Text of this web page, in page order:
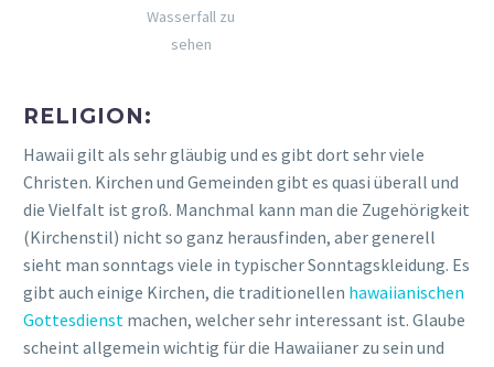
Wasserfall zu
sehen
RELIGION:
Hawaii gilt als sehr gläubig und es gibt dort sehr viele
Christen. Kirchen und Gemeinden gibt es quasi überall und
die Vielfalt ist groß. Manchmal kann man die Zugehörigkeit
(Kirchenstil) nicht so ganz herausfinden, aber generell
sieht man sonntags viele in typischer Sonntagskleidung. Es
gibt auch einige Kirchen, die traditionellen hawaiianischen
Gottesdienst machen, welcher sehr interessant ist. Glaube
scheint allgemein wichtig für die Hawaiianer zu sein und